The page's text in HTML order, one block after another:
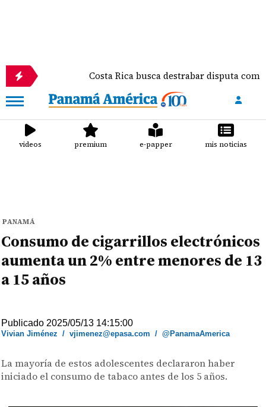
Costa Rica busca destrabar disputa comercial y
videos premium e-papper mis noticias
PANAMÁ
Consumo de cigarrillos electrónicos
aumenta un 2% entre menores de 13
a 15 años
Publicado 2025/05/13 14:15:00
Vivian Jiménez /vjimenez@epasa.com /@PanamaAmerica
La mayoría de estos adolescentes declararon haber
iniciado el consumo de tabaco antes de los 5 años.